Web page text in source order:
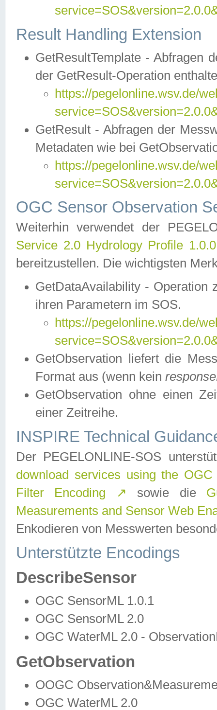
Result Handling Extension
GetResultTemplate - Abfragen
der GetResult-Operation
https://pegelonline.wsv.de/
GetResult - Abfragen der
Metadaten wie bei
https://pegelonline.wsv.de/
OGC Sensor Observation
Weiterhin verwendet der
Service 2.0 Hydrology Profile
bereitzustellen. Die wichtigsten
GetDataAvailability - Operation
ihren Parametern im SOS.
https://pegelonline.wsv.de/
GetObservation liefert die
Format aus (wenn kein
GetObservation ohne einen
einer Zeitreihe.
INSPIRE Technical
Der PEGELONLINE-SOS
download services using the
Filter Encoding
↗ sowie die
Measurements and Sensor Web
Enkodieren von Messwerten
Unterstützte Encodings
DescribeSensor
OGC SensorML 1.0.1
OGC SensorML 2.0
OGC WaterML 2.0 -
GetObservation
OOGC
OGC WaterML 2.0